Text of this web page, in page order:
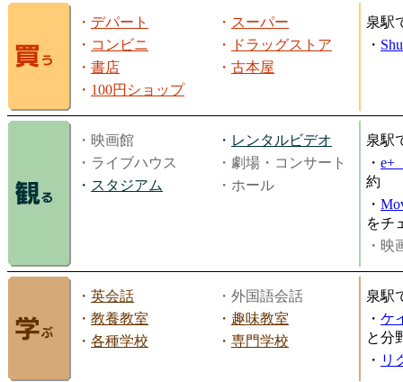
・ デパート ・ スーパー
・ コンビニ ・
ドラッグストア
・ 書店 ・ 古本屋
・ 100円ショップ
泉駅
・
・映画館 ・ レンタルビデオ
・ライブハウス
・劇場・コンサート
・ スタジアム ・ホール
泉駅
・ e+
約
・
をチ
・映
・ 英会話
・外国語会話
・ 教養教室 ・ 趣味教室
・ 各種学校 ・ 専門学校
泉駅
・ ケ
と分
・ リ